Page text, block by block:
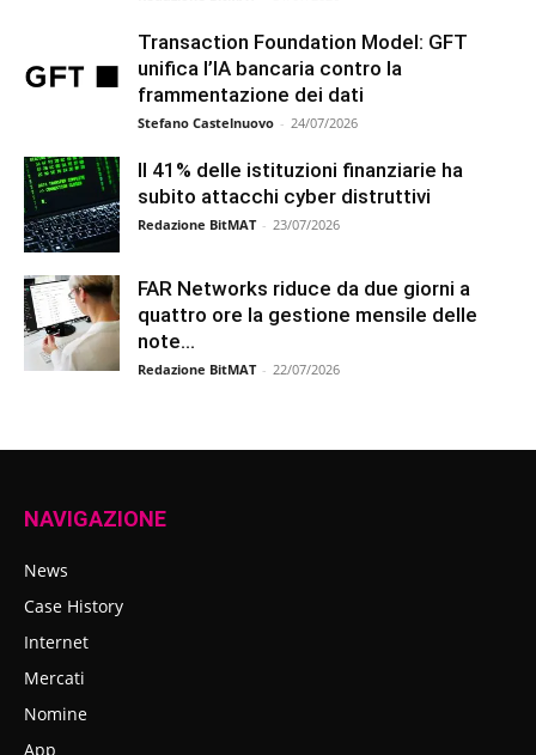
Transaction Foundation Model: GFT
unifica l’IA bancaria contro la
frammentazione dei dati
Stefano Castelnuovo - 24/07/2026
Il 41% delle istituzioni finanziarie ha
subito attacchi cyber distruttivi
Redazione BitMAT - 23/07/2026
FAR Networks riduce da due giorni a
quattro ore la gestione mensile delle
note...
Redazione BitMAT - 22/07/2026
NAVIGAZIONE
News
Case History
Internet
Mercati
Nomine
App